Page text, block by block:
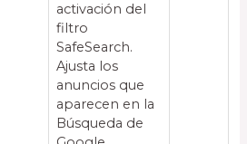
activación del
filtro
SafeSearch.
Ajusta los
anuncios que
aparecen en la
Búsqueda de